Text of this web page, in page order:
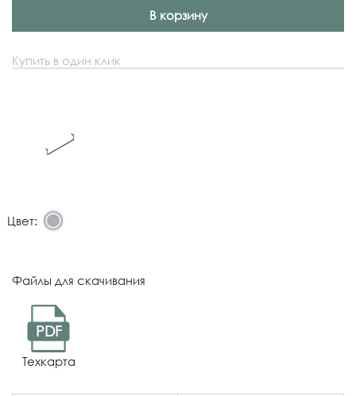
В корзину
Купить в один клик
Цвет:
Файлы для скачивания
PDF
Техкарта